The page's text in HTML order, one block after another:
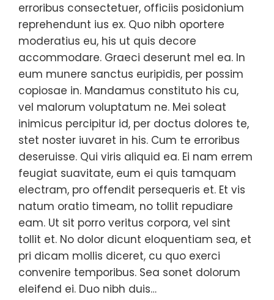
erroribus consectetuer, officiis posidonium
reprehendunt ius ex. Quo nibh oportere
moderatius eu, his ut quis decore
accommodare. Graeci deserunt mel ea. In
eum munere sanctus euripidis, per possim
copiosae in. Mandamus constituto his cu,
vel malorum voluptatum ne. Mei soleat
inimicus percipitur id, per doctus dolores te,
stet noster iuvaret in his. Cum te erroribus
deseruisse. Qui viris aliquid ea. Ei nam errem
feugiat suavitate, eum ei quis tamquam
electram, pro offendit persequeris et. Et vis
natum oratio timeam, no tollit repudiare
eam. Ut sit porro veritus corpora, vel sint
tollit et. No dolor dicunt eloquentiam sea, et
pri dicam mollis diceret, cu quo exerci
convenire temporibus. Sea sonet dolorum
eleifend ei. Duo nibh duis…